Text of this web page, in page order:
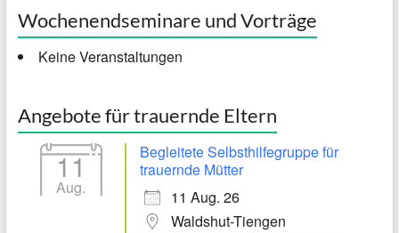
Wochenendseminare und Vorträge
Keine Veranstaltungen
Angebote für trauernde Eltern
11
Aug.
Begleitete Selbsthilfegruppe für
trauernde Mütter
11 Aug. 26
Waldshut-Tiengen